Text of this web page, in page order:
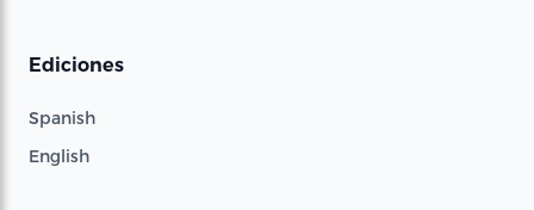
Ediciones
Spanish
English